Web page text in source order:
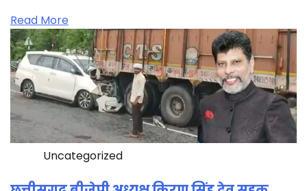
Read More
Uncategorized